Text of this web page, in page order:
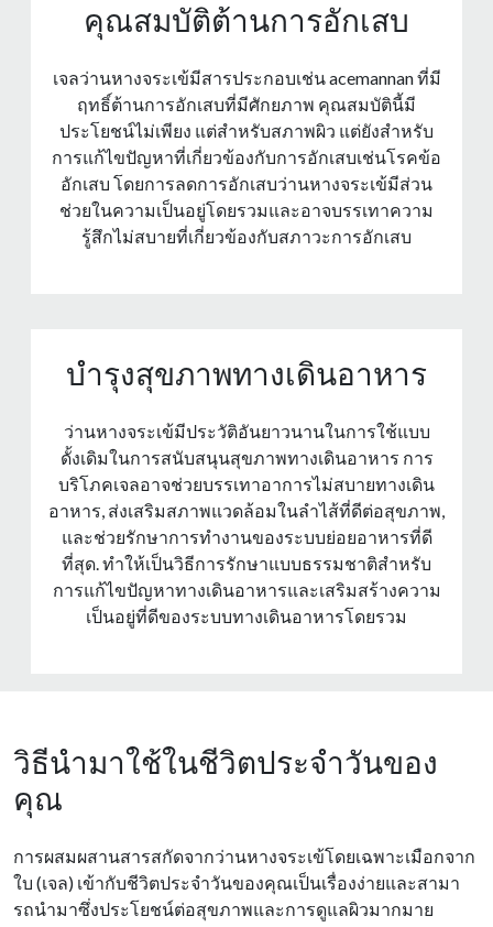
คุณสมบัติต้านการอักเสบ
เจลว่านหางจระเข้มีสารประกอบเช่น acemannan ที่มี
ฤทธิ์ต้านการอักเสบที่มีศักยภาพ คุณสมบัตินี้มี
ประโยชน์ไม่เพียง แต่สําหรับสภาพผิว แต่ยังสําหรับ
การแก้ไขปัญหาที่เกี่ยวข้องกับการอักเสบเช่นโรคข้อ
อักเสบ โดยการลดการอักเสบว่านหางจระเข้มีส่วน
ช่วยในความเป็นอยู่โดยรวมและอาจบรรเทาความ
รู้สึกไม่สบายที่เกี่ยวข้องกับสภาวะการอักเสบ
บํารุงสุขภาพทางเดินอาหาร
ว่านหางจระเข้มีประวัติอันยาวนานในการใช้แบบ
ดั้งเดิมในการสนับสนุนสุขภาพทางเดินอาหาร การ
บริโภคเจลอาจช่วยบรรเทาอาการไม่สบายทางเดิน
อาหาร, ส่งเสริมสภาพแวดล้อมในลําไส้ที่ดีต่อสุขภาพ,
และช่วยรักษาการทํางานของระบบย่อยอาหารที่ดี
ที่สุด. ทําให้เป็นวิธีการรักษาแบบธรรมชาติสําหรับ
การแก้ไขปัญหาทางเดินอาหารและเสริมสร้างความ
เป็นอยู่ที่ดีของระบบทางเดินอาหารโดยรวม
วิธีนำมาใช้ในชีวิตประจำวันของ
คุณ
การผสมผสานสารสกัดจากว่านหางจระเข้โดยเฉพาะเมือกจาก
ใบ (เจล) เข้ากับชีวิตประจําวันของคุณเป็นเรื่องง่ายและสามา
รถนํามาซึ่งประโยชน์ต่อสุขภาพและการดูแลผิวมากมาย